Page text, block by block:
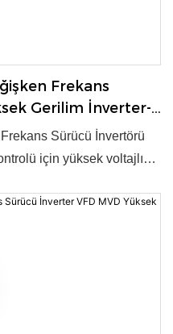
Frekans
Gerilim İnverter-
Sürücü İnvertörü
için yüksek voltajlı
2003 yılında ulusal